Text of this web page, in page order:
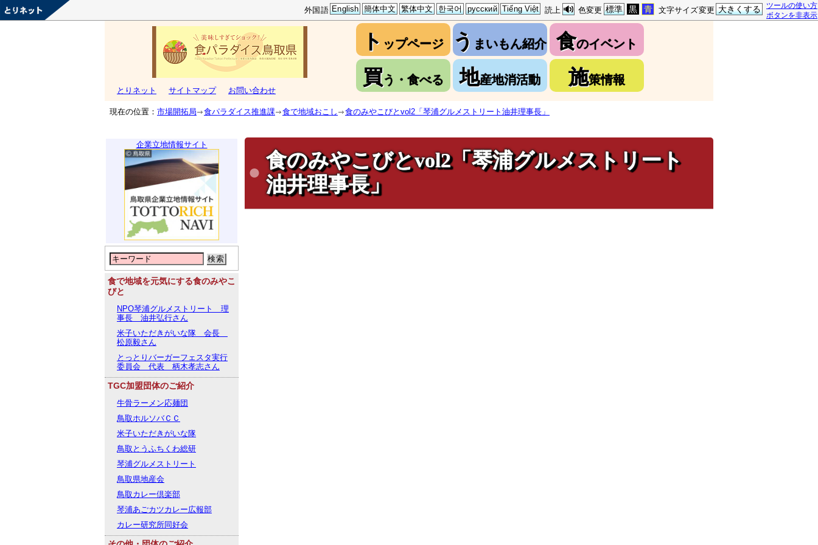
ツールの使い方
ボタンを非表示
文字サイズ変更 大きくする
色変更 標準 黒 青
読上
外国語 English 簡体中文 繁体中文 한국어 русский Tiếng Việt
とりネット サイトマップ お問い合わせ
ト ップページ う まいもん紹介 食のイベント
買う・食べる 地産地消活動 施策情報
現在の位置： 市場開拓局 食パラダイス推進課 食で地域おこし 食のみやこびとvol2「琴浦グルメストリート油井理事長」
企業立地情報サイト
検索
食で地域を元気にする食のみやこ
びと
NPO琴浦グルメストリート 理
事長 油井弘行さん
米子いただきがいな隊 会長
松原毅さん
とっとりバーガーフェスタ実行
委員会 代表 柄木孝志さん
TGC加盟団体のご紹介
牛骨ラーメン応麺団
鳥取ホルソバＣＣ
米子いただきがいな隊
鳥取とうふちくわ総研
琴浦グルメストリート
鳥取県地産会
鳥取カレー倶楽部
琴浦あごカツカレー広報部
カレー研究所同好会
食のみやこびとvol2「琴浦グルメストリート
油井理事長」